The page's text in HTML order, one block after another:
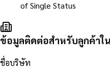
of Single Status
ข้อมูลติดต่อสำหรับลูกค้าใ
ชื่อบริษัท